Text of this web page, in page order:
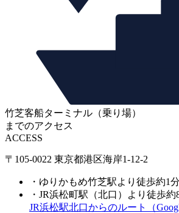
竹芝客船ターミナル（乗り場）
までのアクセス
ACCESS
〒105-0022 東京都港区海岸1-12-2
・ゆりかもめ竹芝駅より徒歩約1分
・JR浜松町駅（北口）より徒歩約
JR浜松駅北口からのルート（